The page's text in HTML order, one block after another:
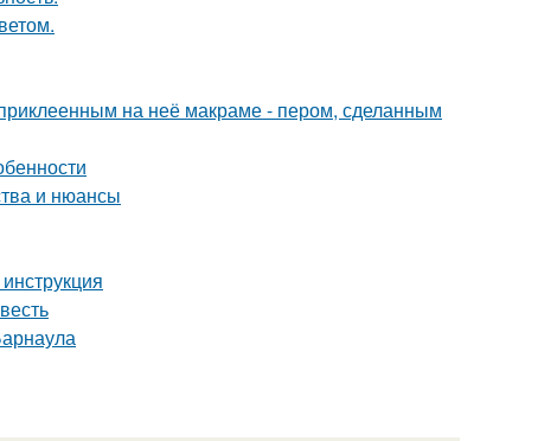
на неё макраме - пером, сделанным
и нюансы